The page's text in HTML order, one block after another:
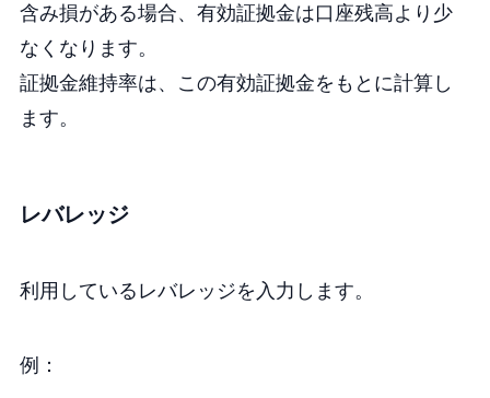
含み損がある場合、有効証拠金は口座残高より少
なくなります。
証拠金維持率は、この有効証拠金をもとに計算し
ます。
レバレッジ
利用しているレバレッジを入力します。
例：